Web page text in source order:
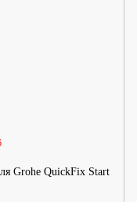
Grohe QuickFix Start